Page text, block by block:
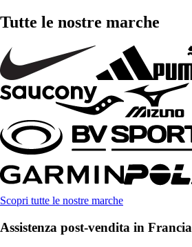
Tutte le nostre marche
Scopri tutte le nostre marche
Assistenza post-vendita in Francia